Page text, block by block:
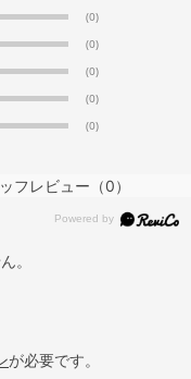
(0)
(0)
(0)
(0)
(0)
フレビュー （0）
。
が必要です。